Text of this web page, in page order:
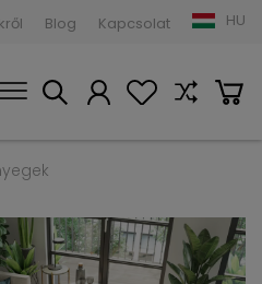
Blog Kapcsolat HU